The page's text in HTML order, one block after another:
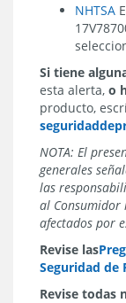
NHTSA
Si tiene
esta alerta, o
producto,
NOTA: El
generales
las
al Consumidor
afectados por
Revise las
Seguridad de
Revise todas